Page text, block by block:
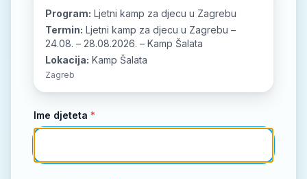
Program: Ljetni kamp za djecu u Zagrebu
Termin: Ljetni kamp za djecu u Zagrebu –
24.08. – 28.08.2026. – Kamp Šalata
Lokacija: Kamp Šalata
Zagreb
Ime djeteta *